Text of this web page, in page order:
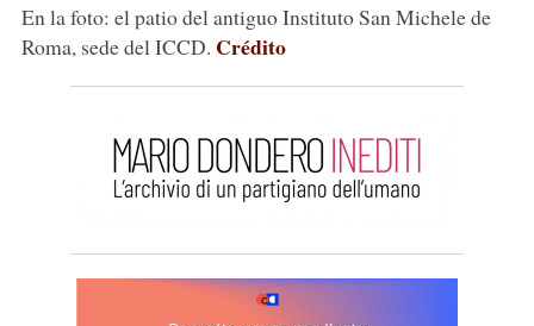
En la foto: el patio del antiguo Instituto San Michele de
Roma, sede del ICCD. Crédito